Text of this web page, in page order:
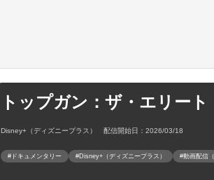
トップガン：ザ・エリー
Disney+（ディズニープラス） 配信開始日：2026/03/18
#ドキュメンタリー #Disney+（ディズニープラス） #動画配信（